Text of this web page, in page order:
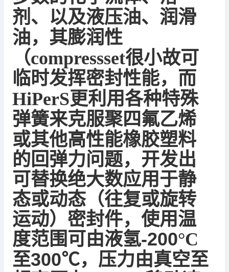
剂、以及液压油、润滑
油，其膨润性
（compressset很小故可
临时发挥密封性能，而
HiPerS更利用各种特殊
弹簧来克服聚四氟乙烯
或其他高性能橡胶塑料
的回弹力问题，开发出
可替换绝大数应用于静
态或动态（往复或旋转
运动）密封件，使用温
度范围可由液氢-200°C
至300℃，压力由真空至